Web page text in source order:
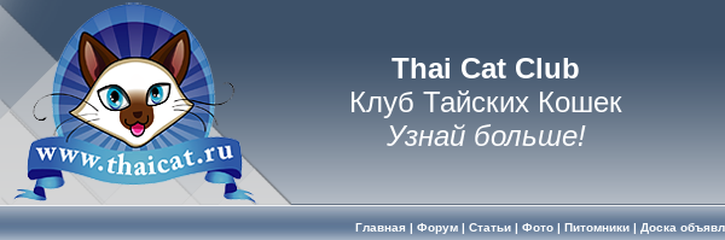
Thai Cat Club
Клуб Тайских Кошек
Узнай больше!
Главная| Форум| Статьи| Фото| Питомники| Доска